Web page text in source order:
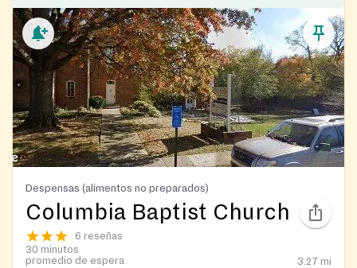
Despensas (alimentos no preparados)
Columbia Baptist Church
6 reseñas
30 minutos
promedio de espera
3.27 mi